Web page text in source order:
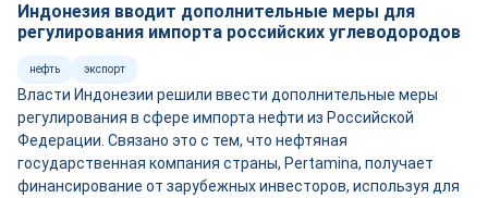
Индонезия вводит дополнительные меры для
регулирования импорта российских углеводородов
нефть экспорт
Власти Индонезии решили ввести дополнительные меры
регулирования в сфере импорта нефти из Российской
Федерации. Связано это с тем, что нефтяная
государственная компания страны, Pertamina, получает
финансирование от зарубежных инвесторов, используя для